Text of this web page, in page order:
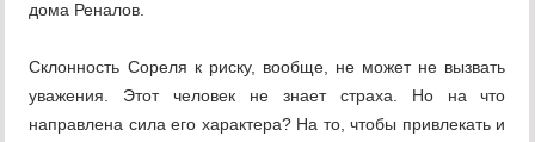
дома Реналов.
Склонность Сореля к риску, вообще, не может не вызвать
уважения. Этот человек не знает страха. Но на что
направлена сила его характера? На то, чтобы привлекать и